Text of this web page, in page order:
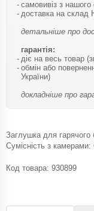
самовивіз з нашого
доставка на склад
детальніше про
гарантія:
діє на весь товар
обмін або
України)
докладніше про
Заглушка для гарячого
Сумісність з
Код товара: 930899